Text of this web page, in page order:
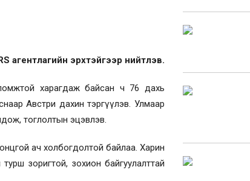
агентлагийн эрхтэйгээр нийтлэв.
боломжтой харагдаж байсан ч 76 дахь
Австри дахин тэргүүлэв. Улмаар
тоглолтын эцэвлэв.
ач холбогдолтой байлаа. Харин
зоригтой, зохион байгуулалттай